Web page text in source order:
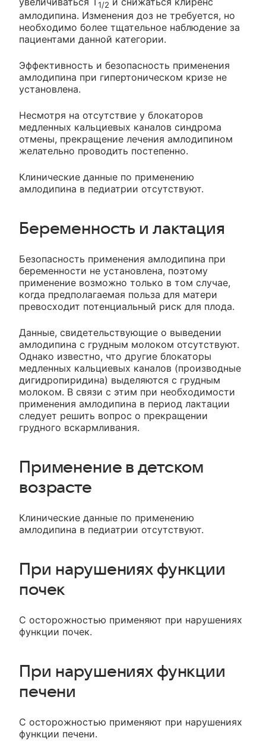
1/2
амлодипина. Изменения доз не требуется, но
необходимо более тщательное наблюдение за
пациентами данной категории.
Эффективность и безопасность применения
амлодипина при гипертоническом кризе не
установлена.
Несмотря на отсутствие у блокаторов
медленных кальциевых каналов синдрома
отмены, прекращение лечения амлодипином
желательно проводить постепенно.
Клинические данные по применению
амлодипина в педиатрии отсутствуют.
Беременность и лактация
Безопасность применения амлодипина при
беременности не установлена, поэтому
применение возможно только в том случае,
когда предполагаемая польза для матери
превосходит потенциальный риск для плода.
Данные, свидетельствующие о выведении
амлодипина с грудным молоком отсутствуют.
Однако известно, что другие блокаторы
медленных кальциевых каналов (производные
дигидропиридина) выделяются с грудным
молоком. В связи с этим при необходимости
применения амлодипина в период лактации
следует решить вопрос о прекращении
грудного вскармливания.
Применение в детском
возрасте
Клинические данные по применению
амлодипина в педиатрии отсутствуют.
При нарушениях функции
почек
С осторожностью применяют при нарушениях
функции почек.
При нарушениях функции
печени
С осторожностью применяют при нарушениях
функции печени.